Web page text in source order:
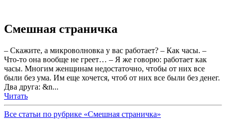
Смешная страничка
– Скажите, а микроволновка у вас работает? – Как часы. –
Что-то она вообще не греет… – Я же говорю: работает как
часы. Многим женщинам недостаточно, чтобы от них все
были без ума. Им еще хочется, чтоб от них все были без денег.
Два друга: &n...
Читать
Все статьи по рубрике «Смешная страничка»